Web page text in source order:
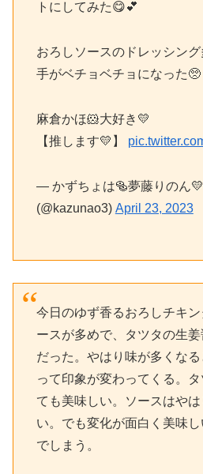
トにしてみた😋💕
おろしソースのドレッシング
手がベチョベチョになった🥺
麻倉かほ🐹大好き💛
【推します💛】
— かずちょは🥯夢藤りのん
(@kazunao3) April 23, 2023
今日のゆず香るおろしチキ
ースが多めで、タツタの生
だった。やはり味が多くな
って印象が変わってくる。
ても美味しい。ソースはや
い。でも変化が面白く美味
でしまう。